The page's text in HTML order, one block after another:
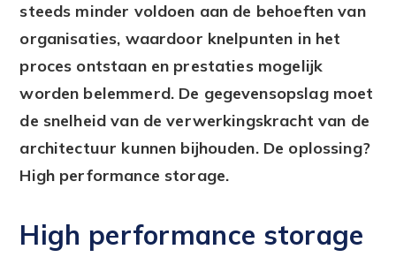
steeds minder voldoen aan de behoeften van
organisaties, waardoor knelpunten in het
proces ontstaan en prestaties mogelijk
worden belemmerd. De gegevensopslag moet
de snelheid van de verwerkingskracht van de
architectuur kunnen bijhouden. De oplossing?
High performance storage.
High performance storage